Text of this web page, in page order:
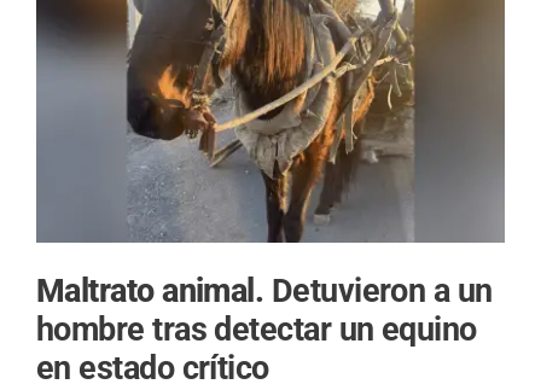
Maltrato animal. Detuvieron a un
hombre tras detectar un equino
en estado crítico